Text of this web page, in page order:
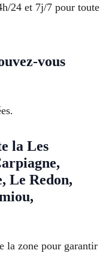
24 et 7j/7 pour toute
vous
la Les
Le Redon,
la zone pour garantir